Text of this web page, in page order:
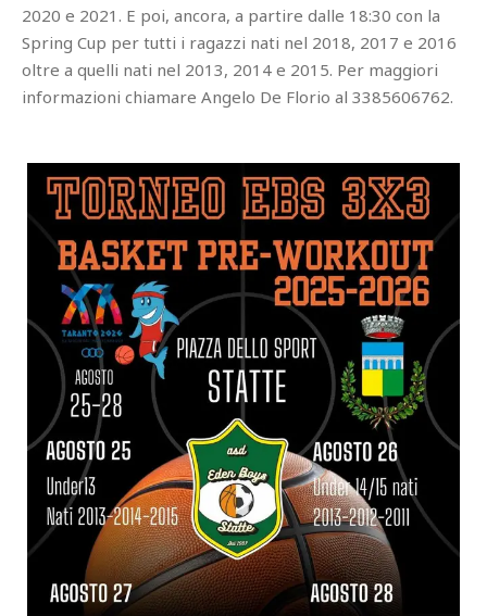
2020 e 2021. E poi, ancora, a partire dalle 18:30 con la
Spring Cup per tutti i ragazzi nati nel 2018, 2017 e 2016
oltre a quelli nati nel 2013, 2014 e 2015. Per maggiori
informazioni chiamare Angelo De Florio al 3385606762.